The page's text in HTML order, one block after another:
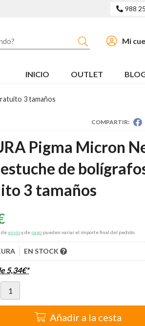
988
Buscar Mi
INICIO OUTLET
3 tamaños
COMPARTIR:
Pigma Micron
de
3 tamaños
de envíoy de pago pueden variar el importe final del pedido.
EN STOCK
5,34€*
Añadir a la cesta